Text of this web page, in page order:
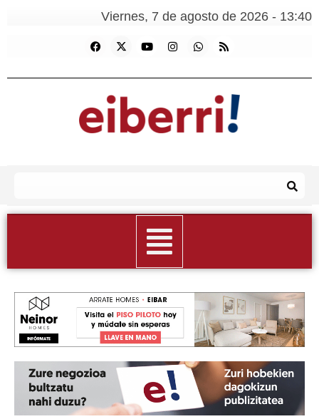
Viernes, 7 de agosto de 2026 - 13:40